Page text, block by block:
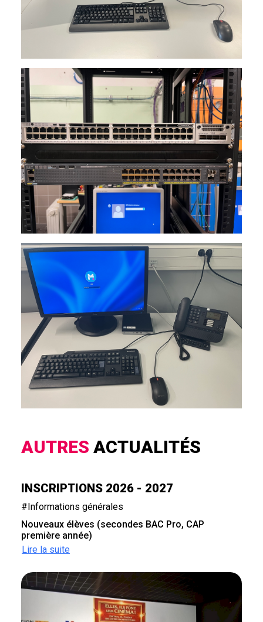
AUTRES ACTUALITÉS
INSCRIPTIONS 2026 - 2027
#Informations générales
Nouveaux élèves (secondes BAC Pro, CAP
première année)
Lire la suite